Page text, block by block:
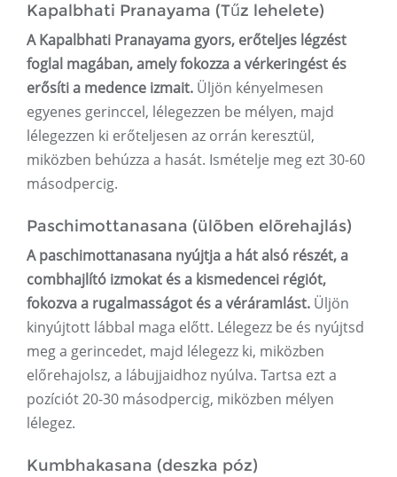
Kapalbhati Pranayama (Tűz lehelete)
A Kapalbhati Pranayama gyors, erőteljes légzést
foglal magában, amely fokozza a vérkeringést és
erősíti a medence izmait. Üljön kényelmesen
egyenes gerinccel, lélegezzen be mélyen, majd
lélegezzen ki erőteljesen az orrán keresztül,
miközben behúzza a hasát. Ismételje meg ezt 30-60
másodpercig.
Paschimottanasana (ülõben elõrehajlás)
A paschimottanasana nyújtja a hát alsó részét, a
combhajlító izmokat és a kismedencei régiót,
fokozva a rugalmasságot és a véráramlást. Üljön
kinyújtott lábbal maga előtt. Lélegezz be és nyújtsd
meg a gerincedet, majd lélegezz ki, miközben
előrehajolsz, a lábujjaidhoz nyúlva. Tartsa ezt a
pozíciót 20-30 másodpercig, miközben mélyen
lélegez.
Kumbhakasana (deszka póz)